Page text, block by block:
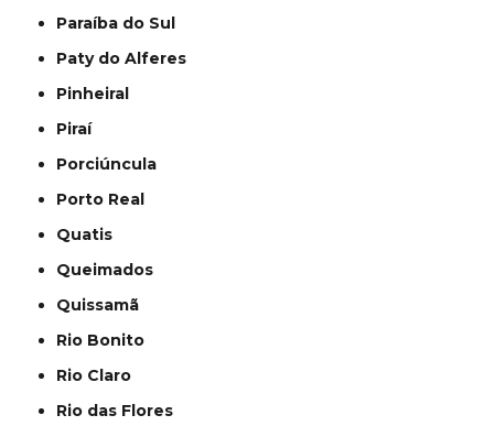
Paraíba do Sul
Paty do Alferes
Pinheiral
Piraí
Porciúncula
Porto Real
Quatis
Queimados
Quissamã
Rio Bonito
Rio Claro
Rio das Flores